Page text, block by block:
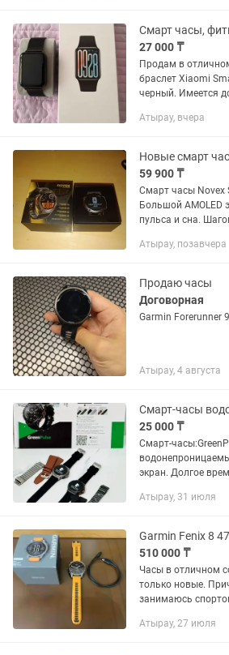
27 000 ₸
Продам в
браслет Xiaomi
черный. Имеется
работы до 21 дней. Экран - Amoled,
Атырау, вчера
59 900 ₸
Смарт часы Novex
Большой AMOLED
пульса и сна.
Влагозащита. Состояние: новые, в
Атырау, позавчера
Продаю часы
Договорная
Garmin Forerunner
Атырау, 4 августа
25 000 ₸
Смарт-
экран. Долгое время работы: • Ёмкость
режиме ожидания • До 15 дней при
Магнитная...
Атырау, 31 июля
Garmin Fenix 8
510 000 ₸
Часы в отличном
только новые.
занимаюсь
перешел на Apple
Атырау, 27 июля